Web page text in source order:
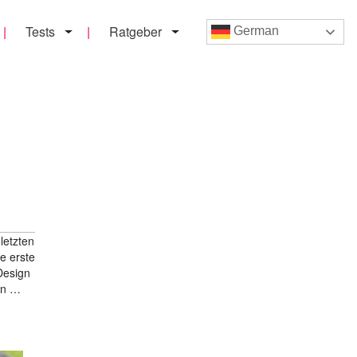
Tests Ratgeber German
erste
…